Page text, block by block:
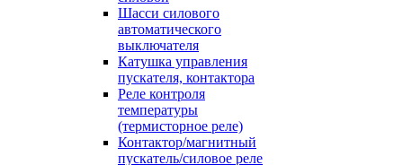
Шасси силового
автоматического
выключателя
Катушка управления
пускателя, контактора
Реле контроля
температуры
(термисторное реле)
Контактор/магнитный
пускатель/силовое реле